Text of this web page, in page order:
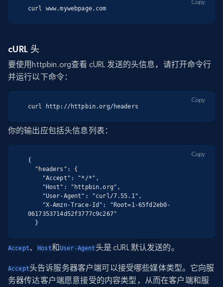
curl www.mywebpage.com
Copy
cURL 头
要使用httpbin.org查看 cURL 发送的头信息，请打开命令行
并运行以下命令：
curl http://httpbin.org/headers
Copy
你的输出应包括头信息列表：
{
0617353714d52f3777c9c267"
  }
Copy
Accept、Host和User-Agent 头是 cURL 默认发送的。
Accept头告诉服务器客户端可以接受哪些媒体类型。它向服
务器传达客户端愿意接受的内容类型，从而在客户端和服